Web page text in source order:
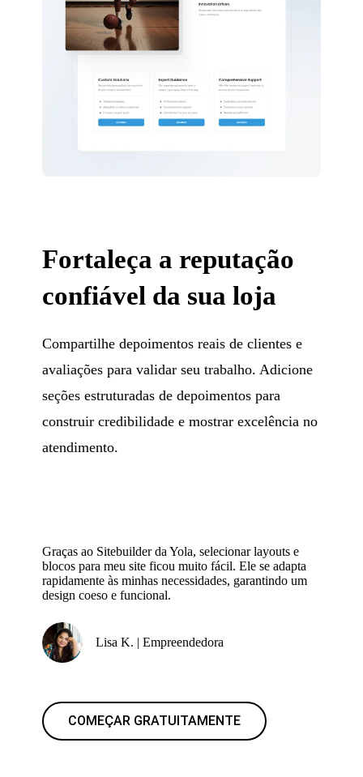
Fortaleça a reputação
confiável da sua loja
Compartilhe depoimentos reais de clientes e
avaliações para validar seu trabalho. Adicione
seções estruturadas de depoimentos para
construir credibilidade e mostrar excelência no
atendimento.
Graças ao Sitebuilder da Yola, selecionar layouts e
blocos para meu site ficou muito fácil. Ele se adapta
rapidamente às minhas necessidades, garantindo um
design coeso e funcional.
Lisa K. | Empreendedora
COMEÇAR GRATUITAMENTE